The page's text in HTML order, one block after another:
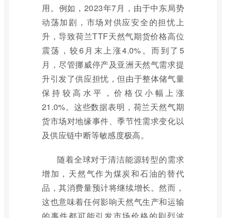
用。例如，2023年7月，由于中东局势
动荡加剧，市场对供应安全的担忧上
升，导致荷兰TTF天然气期货价格高位
震荡，较6月末上涨4.0%。而到了5
月，尽管挪威停产及亚洲天然气需求提
升引发了供应担忧，但由于整体储气量
保持较高水平，价格仅小幅上涨
21.0%。这些数据表明，荷兰天然气期
货市场对地缘事件、季节性需求变化以
及供应链中断等敏感度极高。
随着全球对于清洁能源转型的需求
增加，天然气作为煤炭和石油的替代
品，其消费量预计将继续增长。然而，
这也意味着任何影响天然气生产和运输
的事件都可能引发市场价格的剧烈波